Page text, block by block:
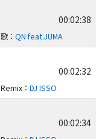
00:02:38
歌： QN feat.JUMA
00:02:32
Remix： DJ ISSO
00:02:34